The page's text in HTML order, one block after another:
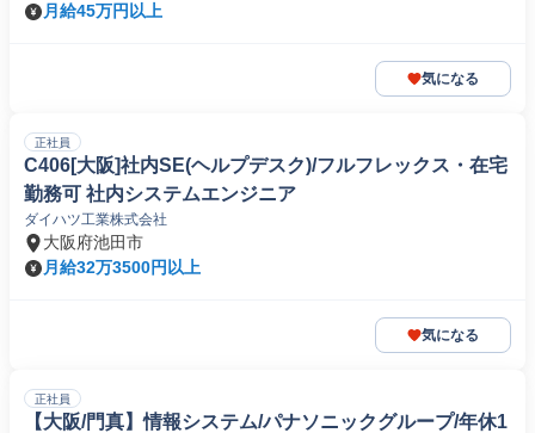
月給45万円以上
気になる
正社員
C406[大阪]社内SE(ヘルプデスク)/フルフレックス・在宅
勤務可 社内システムエンジニア
ダイハツ工業株式会社
大阪府池田市
月給32万3500円以上
気になる
正社員
【大阪/門真】情報システム/パナソニックグループ/年休1